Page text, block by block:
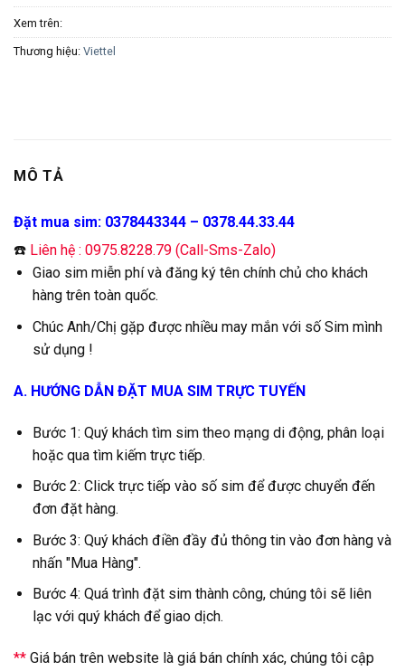
Xem trên:
Thương hiệu: Viettel
MÔ TẢ
Đặt mua sim: 0378443344 – 0378.44.33.44
☎️ Liên hệ : 0975.8228.79 (Call-Sms-Zalo)
Giao sim miễn phí và đăng ký tên chính chủ cho khách
hàng trên toàn quốc.
Chúc Anh/Chị gặp được nhiều may mắn với số Sim mình
sử dụng !
A. HƯỚNG DẪN ĐẶT MUA SIM TRỰC TUYẾN
Bước 1: Quý khách tìm sim theo mạng di động, phân loại
hoặc qua tìm kiếm trực tiếp.
Bước 2: Click trực tiếp vào số sim để được chuyển đến
đơn đặt hàng.
Bước 3: Quý khách điền đầy đủ thông tin vào đơn hàng và
nhấn "Mua Hàng".
Bước 4: Quá trình đặt sim thành công, chúng tôi sẽ liên
lạc với quý khách để giao dịch.
** Giá bán trên website là giá bán chính xác, chúng tôi cập